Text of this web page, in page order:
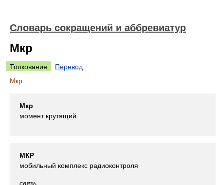
Словарь сокращений и аббревиатур
Мкр
Толкование
Перевод
Мкр
Мкр
момент крутящий
МКР
мобильный комплекс радиоконтроля
связь